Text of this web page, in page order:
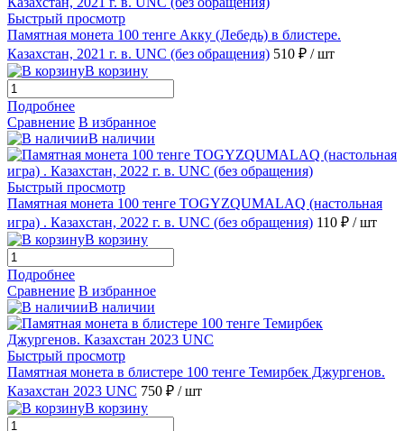
Быстрый просмотр
Памятная монета 100 тенге Акку (Лебедь) в блистере.
Казахстан, 2021 г. в. UNC (без обращения) 510 ₽ / шт
В корзину
Подробнее
Сравнение В избранное
В наличии
Быстрый просмотр
Памятная монета 100 тенге TOGYZQUMALAQ (настольная
игра) . Казахстан, 2022 г. в. UNC (без обращения) 110 ₽ / шт
В корзину
Подробнее
Сравнение В избранное
В наличии
Быстрый просмотр
Памятная монета в блистере 100 тенге Темирбек Джургенов.
Казахстан 2023 UNC 750 ₽ / шт
В корзину